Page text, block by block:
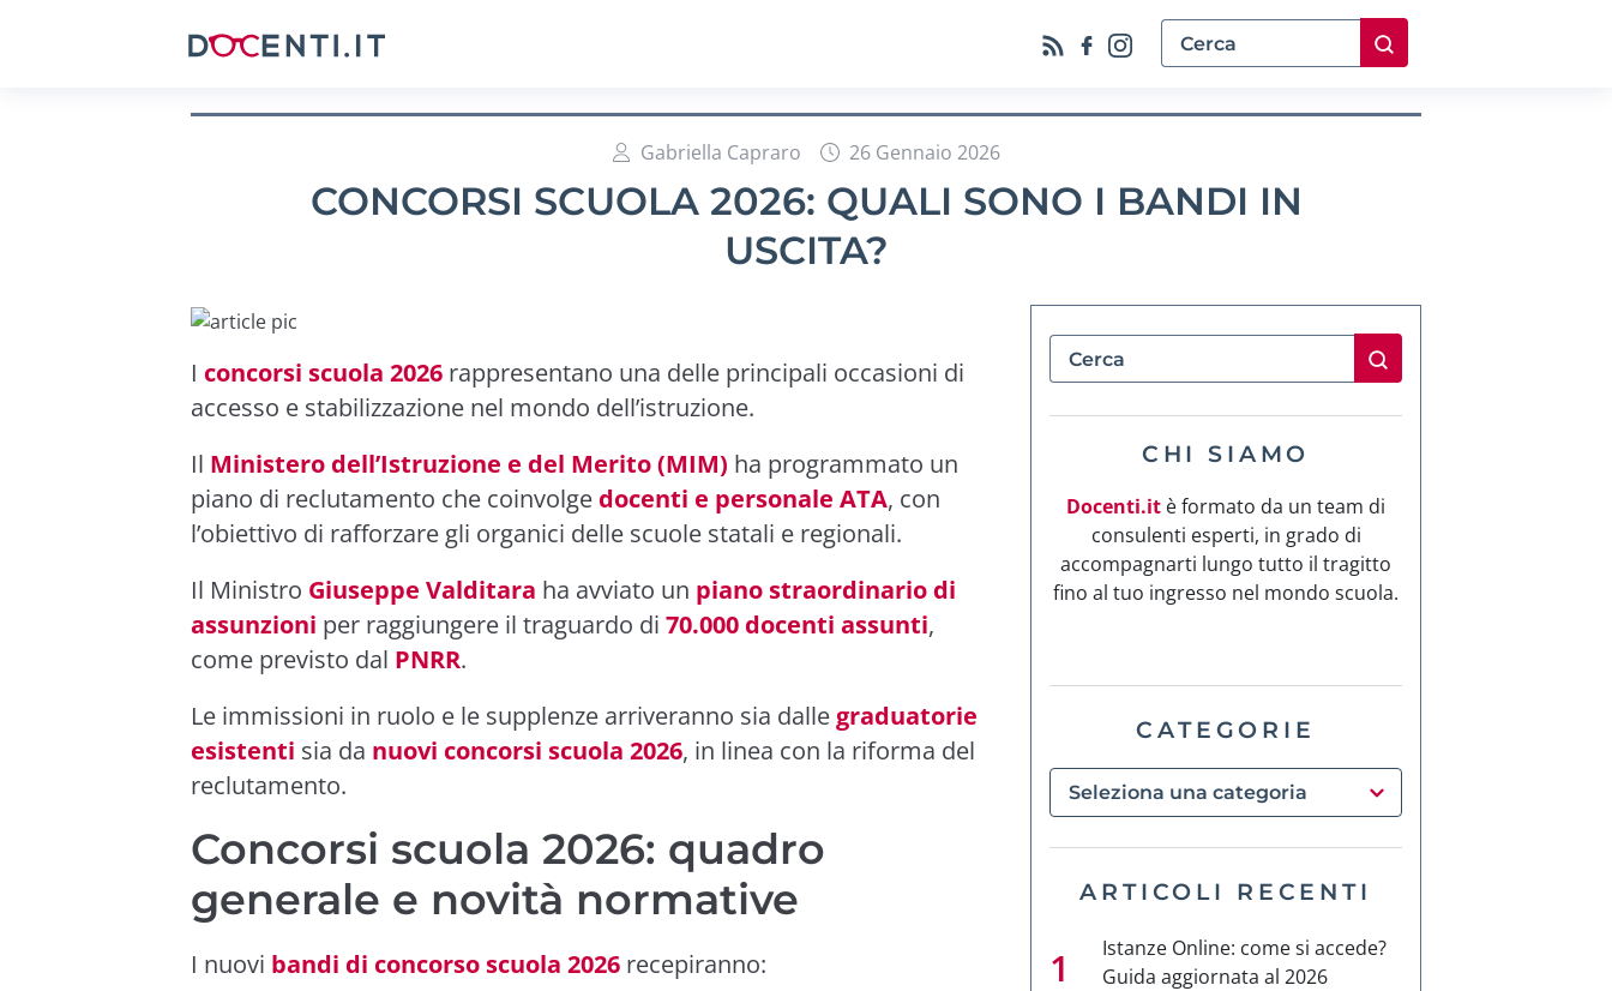
Gabriella Capraro 26 Gennaio 2026
CONCORSI SCUOLA 2026: QUALI SONO I BANDI IN
USCITA?
I concorsi scuola 2026 rappresentano una delle principali occasioni di
accesso e stabilizzazione nel mondo dell’istruzione.
Il Ministero dell’Istruzione e del Merito (MIM) ha programmato un
piano di reclutamento che coinvolge docenti e personale ATA, con
l’obiettivo di rafforzare gli organici delle scuole statali e regionali.
Il Ministro Giuseppe Valditara ha avviato un piano straordinario di
assunzioni per raggiungere il traguardo di 70.000 docenti assunti,
come previsto dal PNRR.
Le immissioni in ruolo e le supplenze arriveranno sia dalle graduatorie
esistenti sia da nuovi concorsi scuola 2026, in linea con la riforma del
reclutamento.
Concorsi scuola 2026: quadro
generale e novità normative
I nuovi bandi di concorso scuola 2026 recepiranno:
CHI SIAMO
Docenti.it è formato da un team di
consulenti esperti, in grado di
accompagnarti lungo tutto il tragitto
fino al tuo ingresso nel mondo scuola.
CATEGORIE
ARTICOLI RECENTI
Istanze Online: come si accede?
Guida aggiornata al 2026